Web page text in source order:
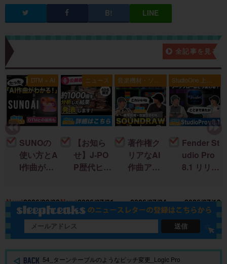
新着記事一覧 全記事を見る
DTM × AI
SUNOの
使い方とA
I作曲がわ
に生成AI
を取り入
れる基本
ガイド
New!2026/08/02
ニュース
【お知ら
せ】J-PO
P歴代ヒッ
析”する公
開収録イ
ベント開
催
New!2026/07/31
音楽機材・ソフ
ト
著作権ク
リアなAI
作曲アプ
Grid」｜M
ac・iOSで
単に作
成！
2026/07/24
StudioOne 上級
者編
Fender St
udio Pro
8.1 リリー
点まとめ
2026/07/19
送信
54_ターンテーブルのようなピッチ変更_Logic Pro